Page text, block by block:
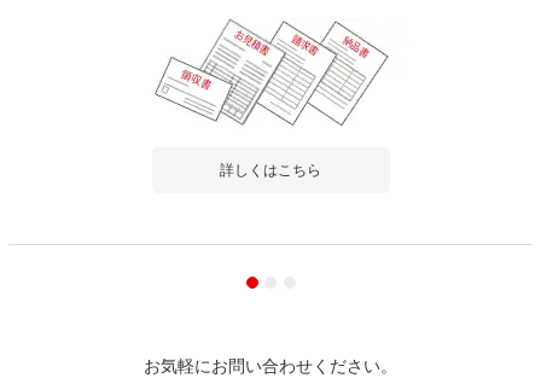
詳しくはこちら
お気軽にお問い合わせください。